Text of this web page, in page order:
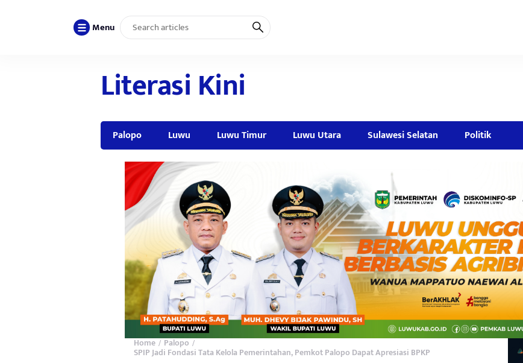
Menu
Literasi Kini
Palopo Luwu Luwu Timur Luwu Utara Sulawesi Selatan Politik
Home / Palopo /
SPIP Jadi Fondasi Tata Kelola Pemerintahan, Pemkot Palopo Dapat Apresiasi BPKP